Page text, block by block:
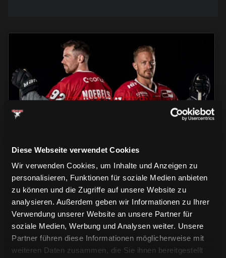
Diese Webseite verwendet Cookies
Wir verwenden Cookies, um Inhalte und Anzeigen zu
personalisieren, Funktionen für soziale Medien anbieten
zu können und die Zugriffe auf unsere Website zu
analysieren. Außerdem geben wir Informationen zu Ihrer
Verwendung unserer Website an unsere Partner für
soziale Medien, Werbung und Analysen weiter. Unsere
Partner führen diese Informationen möglicherweise mit
weiteren Daten zusammen, die Sie ihnen bereitgestellt
TRIKOTS
TRIKOTS